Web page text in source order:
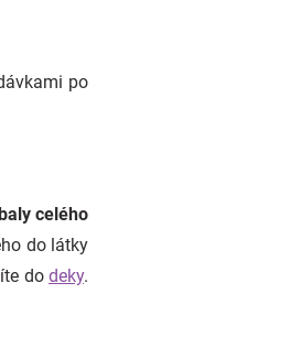
po
celého
do látky
dodeky.